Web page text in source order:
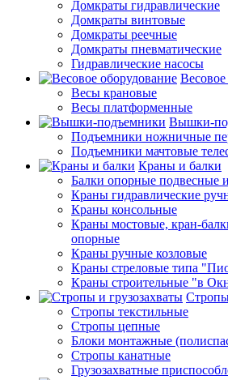
Домкраты гидравлические
Домкраты винтовые
Домкраты реечные
Домкраты пневматические
Гидравлические насосы
Весы крановые
Весы платформенные
Вышки-
Подъемники ножничные
Подъемники мачтовые
Краны и балки
Балки опорные подвесные
Краны гидравлические
Краны консольные
Краны мостовые, кран-
опорные
Краны ручные козловые
Краны стреловые типа
Краны строительные "в
Стропы текстильные
Стропы цепные
Блоки монтажные
Стропы канатные
Грузозахватные